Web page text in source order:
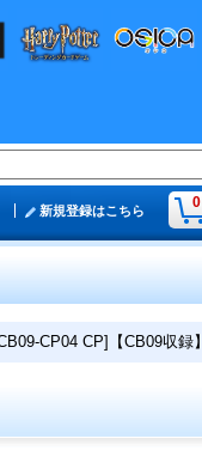
0
新規登録はこちら
CP04 CP]【CB09収録】